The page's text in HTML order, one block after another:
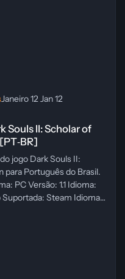
Janeiro 12Jan 12
Souls II: Scholar of
jogo Dark Souls II:
para Português do Brasil.
PC Versão: 1.1 Idioma:
Suportada: Steam Idioma
23/04/2025
Tamanho: 469 MB